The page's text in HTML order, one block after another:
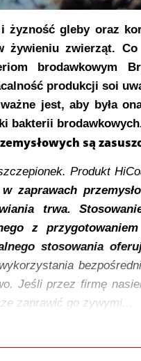
gleby oraz
żywieniu zwierząt.
brodawkowym
produkcji soi
jest, aby była
bakterii
są
Produkt
zaprawach
trwa.
z
stosowania
Jeśli przez firmę
zaprawić go żywymi...